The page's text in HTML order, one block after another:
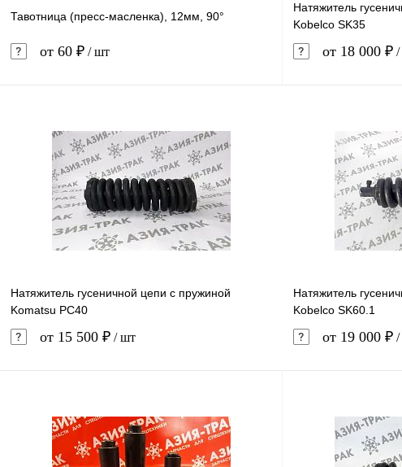
Тавотница (пресс-масленка), 12мм, 90°
от 60 ₽ / шт
Купить в 1 клик Сравнение
В избранное Под заказ
Натяжитель
Kobelco SK35
от 18 000 ₽
Купить в 1 клик
В избранное
Натяжитель гусеничной цепи с пружиной
Komatsu PC40
от 15 500 ₽ / шт
Купить в 1 клик Сравнение
Натяжитель
Kobelco SK60.1
от 19 000 ₽
Купить в 1 клик